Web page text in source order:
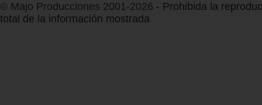
© Majo Producciones 2001-2026 - Prohibida la
total de la información mostrada